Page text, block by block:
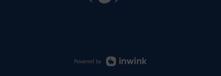
Powered by